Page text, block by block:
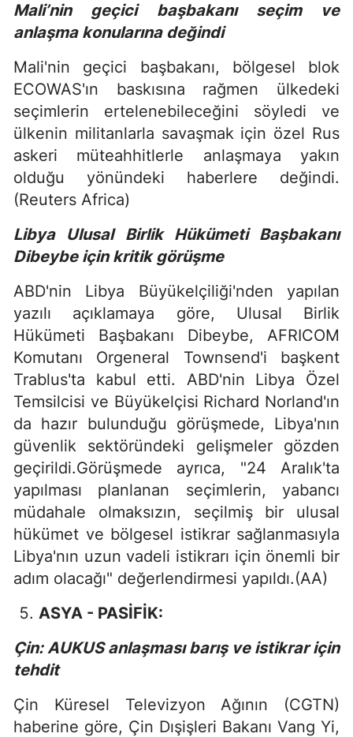
Mali’nin geçici başbakanı seçim ve
anlaşma konularına değindi
Mali'nin geçici başbakanı, bölgesel blok
ECOWAS'ın baskısına rağmen ülkedeki
seçimlerin ertelenebileceğini söyledi ve
ülkenin militanlarla savaşmak için özel Rus
askeri müteahhitlerle anlaşmaya yakın
olduğu yönündeki haberlere değindi.
(Reuters Africa)
Libya Ulusal Birlik Hükümeti Başbakanı
Dibeybe için kritik görüşme
ABD'nin Libya Büyükelçiliği'nden yapılan
yazılı açıklamaya göre, Ulusal Birlik
Hükümeti Başbakanı Dibeybe, AFRICOM
Komutanı Orgeneral Townsend'i başkent
Trablus'ta kabul etti. ABD'nin Libya Özel
Temsilcisi ve Büyükelçisi Richard Norland'ın
da hazır bulunduğu görüşmede, Libya'nın
güvenlik sektöründeki gelişmeler gözden
geçirildi.Görüşmede ayrıca, "24 Aralık'ta
yapılması planlanan seçimlerin, yabancı
müdahale olmaksızın, seçilmiş bir ulusal
hükümet ve bölgesel istikrar sağlanmasıyla
Libya'nın uzun vadeli istikrarı için önemli bir
adım olacağı" değerlendirmesi yapıldı.(AA)
ASYA - PASİFİK:
Çin: AUKUS anlaşması barış ve istikrar için
tehdit
Çin Küresel Televizyon Ağının (CGTN)
haberine göre, Çin Dışişleri Bakanı Vang Yi,